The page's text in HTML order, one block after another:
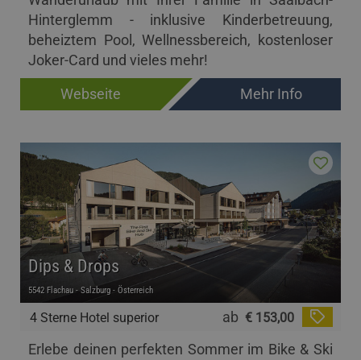
Hinterglemm - inklusive Kinderbetreuung,
beheiztem Pool, Wellnessbereich, kostenloser
Joker-Card und vieles mehr!
Webseite
Mehr Info
4 Sterne Hotel superior
Dips & Drops
5542 Flachau - Salzburg - Österreich
ab € 153,00
Erlebe deinen perfekten Sommer im Bike & Ski